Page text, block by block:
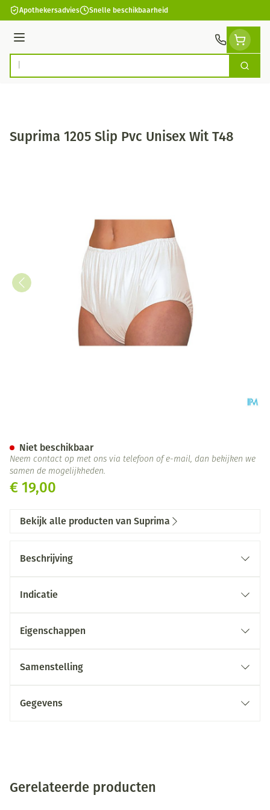
Ga naar de inhoud
Apothekersadvies Snelle beschikbaarheid
Menu
Product, merk, categorie... Zoek
Suprima 1205 Slip Pvc Unisex Wit T48
€ 19,00
Niet beschikbaar
Neem contact op met ons via telefoon of e-mail, dan bekijken we
samen de mogelijkheden.
Bekijk alle producten van Suprima
Beschrijving
Indicatie
Eigenschappen
Samenstelling
Gegevens
Gerelateerde producten